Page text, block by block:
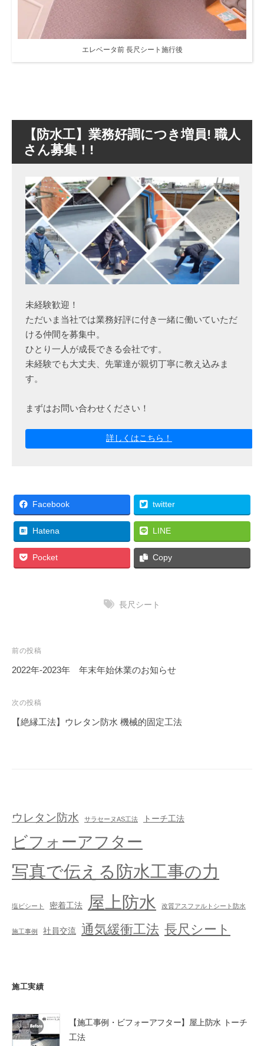
エレベータ前 長尺シート施行後
【防水工】業務好調につき増員! 職人
さん募集！!
未経験歓迎！
ただいま当社では業務好評に付き一緒に働いていただ
ける仲間を募集中。
ひとり一人が成長できる会社です。
未経験でも大丈夫、先輩達が親切丁寧に教え込みま
す。
まずはお問い合わせください！
詳しくはこちら！
Facebook twitter
Hatena LINE
Pocket Copy
長尺シート
前の投稿
2022年-2023年 年末年始休業のお知らせ
次の投稿
【絶縁工法】ウレタン防水 機械的固定工法
ウレタン防水 サラセーヌAS工法 トーチ工法
ビフォーアフター
写真で伝える防水工事の力
塩ビシート 密着工法 屋上防水 改質アスファルトシート防水
施工事例 社員交流 通気緩衝工法 長尺シート
施工実績
【施工事例・ビフォーアフター】屋上防水 トーチ
工法